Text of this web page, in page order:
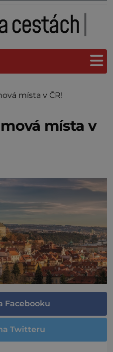
místa v ČR!
místa v
Facebooku
Twitteru